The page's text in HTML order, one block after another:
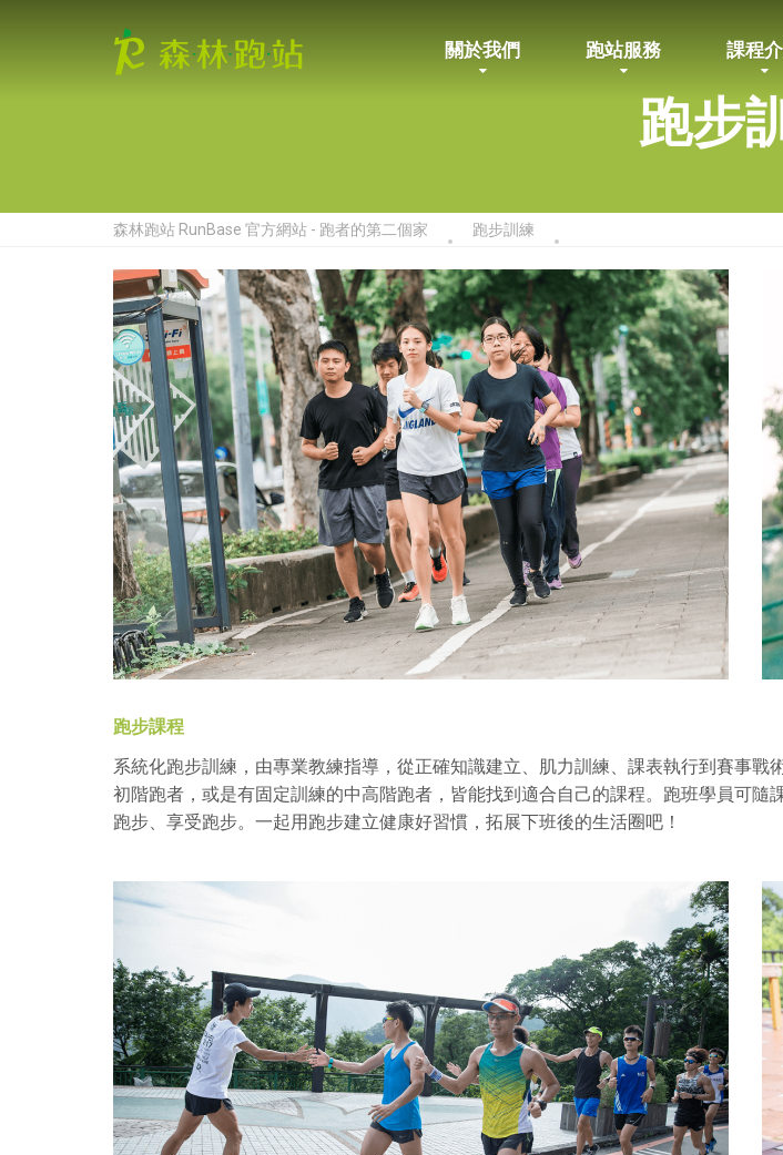
關於我們 跑站服務 課程
跑步
森林跑站 RunBase 官方網站 - 跑者的第二個家 跑步訓練
跑步課程
系統化跑步訓練，由專業教練指導，從正確知識建立、肌力訓練、課表執行到賽事
初階跑者，或是有固定訓練的中高階跑者，皆能找到適合自己的課程。 跑班學員可隨
跑步、享受跑步。一起用跑步建立健康好習慣，拓展下班後的生活圈吧！